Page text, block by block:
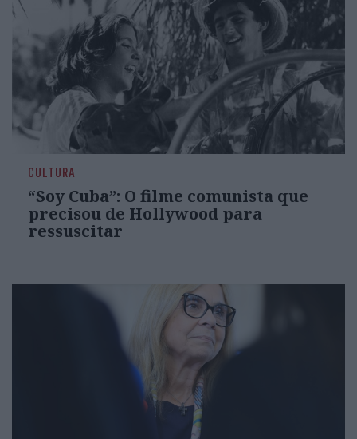
CULTURA
“Soy Cuba”: O filme comunista que
precisou de Hollywood para
ressuscitar